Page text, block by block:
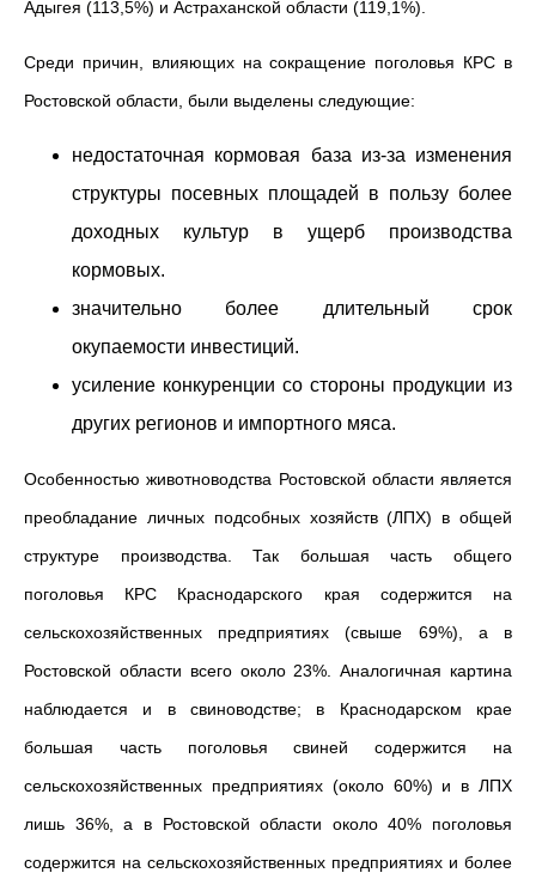
Адыгея (113,5%) и Астраханской области (119,1%).
Среди причин, влияющих на сокращение поголовья КРС в
Ростовской области, были выделены следующие:
недостаточная кормовая база из-за изменения
структуры посевных площадей в пользу более
доходных культур в ущерб производства
кормовых.
значительно более длительный срок
окупаемости инвестиций.
усиление конкуренции со стороны продукции из
других регионов и импортного мяса.
Особенностью животноводства Ростовской области является
преобладание личных подсобных хозяйств (ЛПХ) в общей
структуре производства. Так большая часть общего
поголовья КРС Краснодарского края содержится на
сельскохозяйственных предприятиях (свыше 69%), а в
Ростовской области всего около 23%. Аналогичная картина
наблюдается и в свиноводстве; в Краснодарском крае
большая часть поголовья свиней содержится на
сельскохозяйственных предприятиях (около 60%) и в ЛПХ
лишь 36%, а в Ростовской области около 40% поголовья
содержится на сельскохозяйственных предприятиях и более